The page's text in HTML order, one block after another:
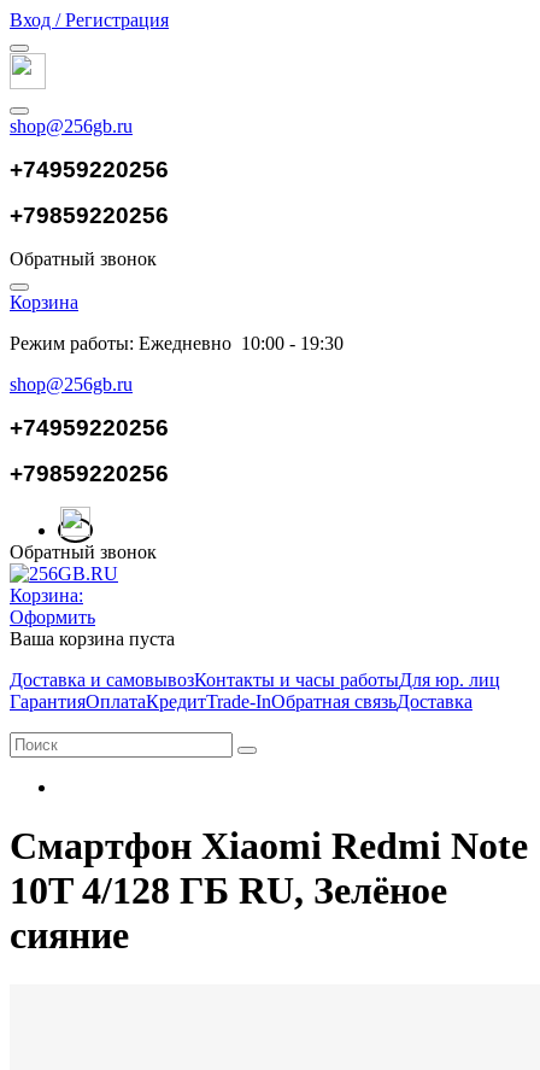
Вход / Регистрация
shop@256gb.ru
+74959220256
+79859220256
Обратный звонок
Корзина
Режим работы: Ежедневно 10:00 - 19:30
shop@256gb.ru
+74959220256
+79859220256
Обратный звонок
Корзина:
Оформить
Ваша корзина пуста
Доставка и самовывозКонтакты и часы работыДля юр. лиц
ГарантияОплатаКредитTrade-InОбратная связьДоставка
Смартфон Xiaomi Redmi Note
10T 4/128 ГБ RU, Зелёное
сияние